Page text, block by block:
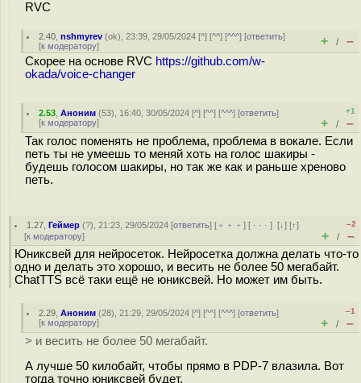
RVC
2.40 ,nshmyrev (ok), 23:39, 29/05/2024 [^] [^^] [^^^] [ответить]
[к модератору] + / –
Скорее на основе RVC https://github.com/w-
okada/voice-changer
2.53 ,Аноним (53), 16:40, 30/05/2024 [^] [^^] [^^^] [ответить]
[к модератору]
+1
+ / –
Так голос поменять не проблема, проблема в вокале. Если
петь ты не умеешь то меняй хоть на голос шакиры -
будешь голосом шакиры, но так же как и раньше хреново
петь.
1.27 ,Геймер (?), 21:23, 29/05/2024 [ответить] [ ﹢﹢﹢] [ · · ·][↓] [↑]
[к модератору]
–2
+ / –
Юниксвей для нейросеток. Нейросетка должна делать что-то
одно и делать это хорошо, и весить не более 50 мегабайт.
ChatTTS всё таки ещё не юниксвей. Но может им быть.
2.29 ,Аноним (28), 21:29, 29/05/2024 [^] [^^] [^^^] [ответить]
[к модератору]
–1
+ / –
> и весить не более 50 мегабайт.
А лучше 50 килобайт, чтобы прямо в PDP-7 влазила. Вот
тогда точно юниксвей будет.